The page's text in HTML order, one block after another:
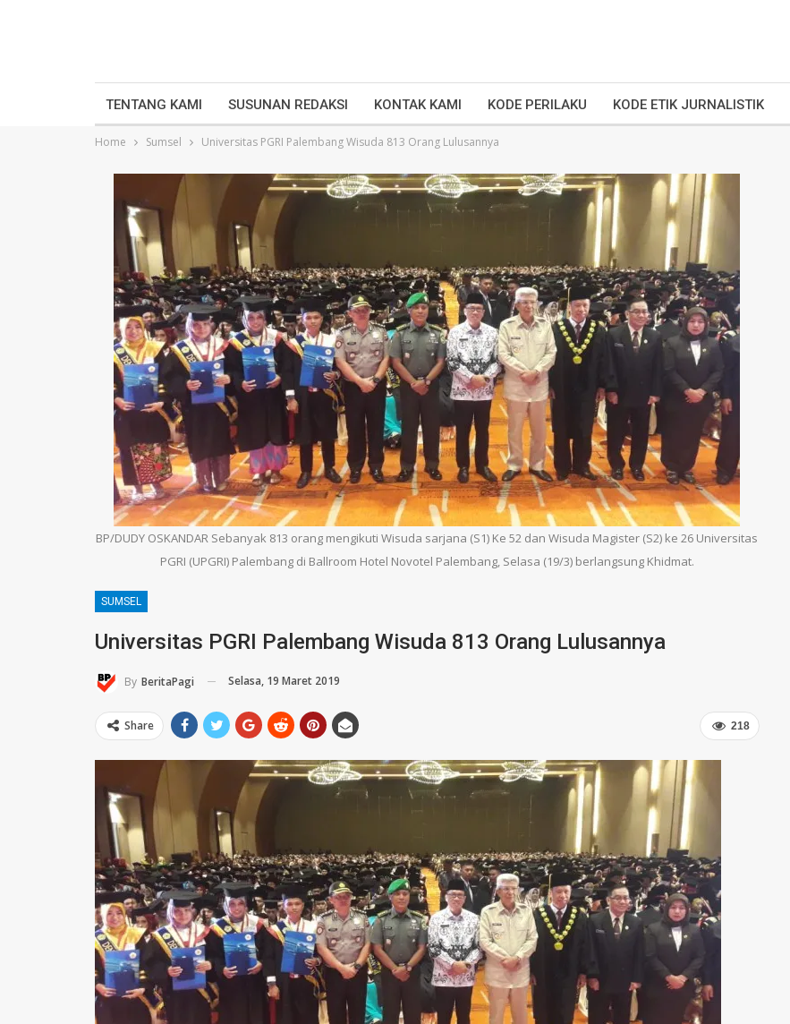
TENTANG KAMI SUSUNAN REDAKSI KONTAK KAMI KODE PERILAKU KODE ETIK JURNALISTIK
Home Sumsel Universitas PGRI Palembang Wisuda 813 Orang Lulusannya
BP/DUDY OSKANDAR Sebanyak 813 orang mengikuti Wisuda sarjana (S1) Ke 52 dan Wisuda Magister (S2) ke 26 Universitas
PGRI (UPGRI) Palembang di Ballroom Hotel Novotel Palembang, Selasa (19/3) berlangsung Khidmat.
SUMSEL
Universitas PGRI Palembang Wisuda 813 Orang Lulusannya
By BeritaPagi Selasa, 19 Maret 2019
218
Share